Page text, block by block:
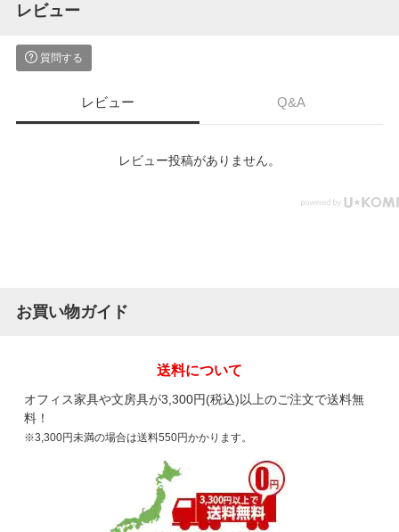
レビュー
質問する
レビュー Q&A
レビュー投稿がありません。
お買い物ガイド
送料について
オフィス家具や文房具が3,300円(税込)以上のご注文で送料無
料！
※3,300円未満の場合は送料550円かかります。